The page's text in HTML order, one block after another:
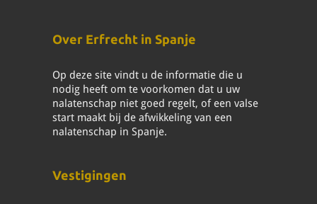
Over Erfrecht in Spanje
Op deze site vindt u de informatie die u
nodig heeft om te voorkomen dat u uw
nalatenschap niet goed regelt, of een valse
start maakt bij de afwikkeling van een
nalatenschap in Spanje.
Vestigingen